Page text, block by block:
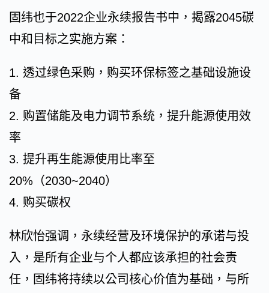
固纬也于2022企业永续报告书中，揭露2045碳
中和目标之实施方案：
1. 透过绿色采购，购买环保标签之基础设施设
备
2. 购置储能及电力调节系统，提升能源使用效
率
3. 提升再生能源使用比率至
20%（2030~2040）
4. 购买碳权
林欣怡强调，永续经营及环境保护的承诺与投
入，是所有企业与个人都应该承担的社会责
任，固纬将持续以公司核心价值为基础，与所